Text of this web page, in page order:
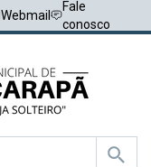
Webmail
Fale
conosco